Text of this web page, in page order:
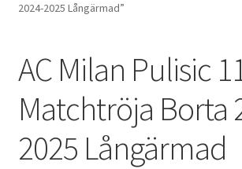
Bloggar
Kontakta oss
2024-2025 Långärmad”
AC Milan Pulisic
Matchtröja Borta
2025 Långärmad